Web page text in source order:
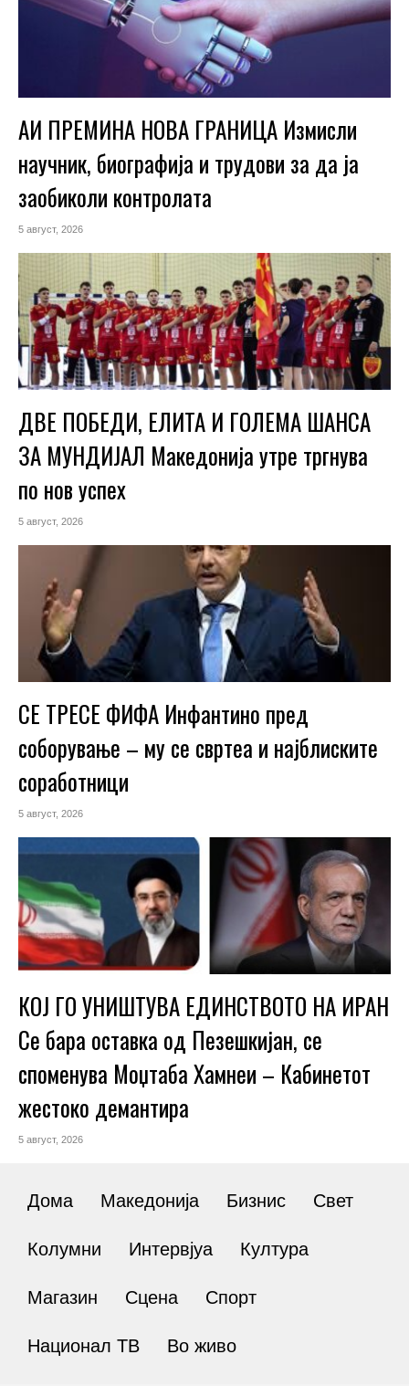
АИ ПРЕМИНА НОВА ГРАНИЦА Измисли
научник, биографија и трудови за да ја
заобиколи контролата
5 август, 2026
ДВЕ ПОБЕДИ, ЕЛИТА И ГОЛЕМА ШАНСА
ЗА МУНДИЈАЛ Македонија утре тргнува
по нов успех
5 август, 2026
СЕ ТРЕСЕ ФИФА Инфантино пред
соборување – му се свртеа и најблиските
соработници
5 август, 2026
КОЈ ГО УНИШТУВА ЕДИНСТВОТО НА ИРАН
Се бара оставка од Пезешкијан, се
споменува Моџтаба Хамнеи – Кабинетот
жестоко демантира
5 август, 2026
Дома Македонија Бизнис Свет
Колумни Интервјуа Култура
Магазин Сцена Спорт
Национал ТВ Во живо